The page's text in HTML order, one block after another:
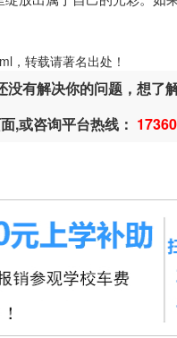
，转载请著名出处！
有解决你的问题，想了
,或咨询平台热线：